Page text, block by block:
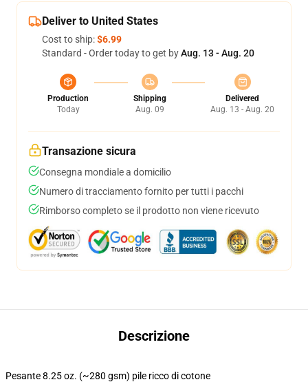
Deliver to United States
Cost to ship:$6.99
Standard - Order today to get byAug. 13 - Aug. 20
Production
Today
Shipping
Aug. 09
Delivered
Aug. 13 - Aug. 20
Transazione sicura
Consegna mondiale a domicilio
Numero di tracciamento fornito per tutti i pacchi
Rimborso completo se il prodotto non viene ricevuto
Descrizione
Pesante 8.25 oz. (~280 gsm) pile ricco di cotone